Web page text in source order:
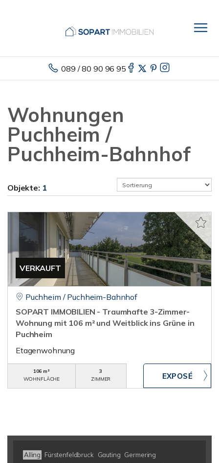
089 / 80 90 96 95
Wohnungen
Puchheim /
Puchheim-Bahnhof
Objekte: 1
VERKAUFT
Puchheim / Puchheim-Bahnhof
SOPART IMMOBILIEN - Traumhafte 3-Zimmer-
Wohnung mit 106 m² und Weitblick ins Grüne in
Puchheim
Etagenwohnung
106 m²
WOHNFLÄCHE
3
ZIMMER
Alling Fürstenfeldbruck Gauting Germering